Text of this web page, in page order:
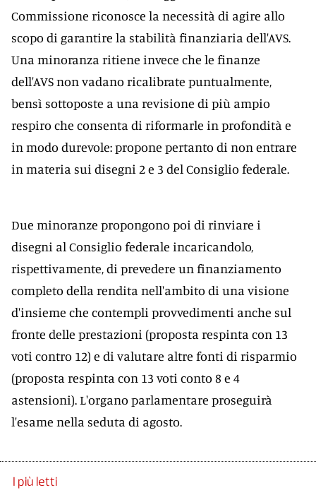
Commissione riconosce la necessità di agire allo
scopo di garantire la stabilità finanziaria dell'AVS.
Una minoranza ritiene invece che le finanze
dell'AVS non vadano ricalibrate puntualmente,
bensì sottoposte a una revisione di più ampio
respiro che consenta di riformarle in profondità e
in modo durevole: propone pertanto di non entrare
in materia sui disegni 2 e 3 del Consiglio federale.
Due minoranze propongono poi di rinviare i
disegni al Consiglio federale incaricandolo,
rispettivamente, di prevedere un finanziamento
completo della rendita nell'ambito di una visione
d'insieme che contempli provvedimenti anche sul
fronte delle prestazioni (proposta respinta con 13
voti contro 12) e di valutare altre fonti di risparmio
(proposta respinta con 13 voti conto 8 e 4
astensioni). L'organo parlamentare proseguirà
l'esame nella seduta di agosto.
I più letti